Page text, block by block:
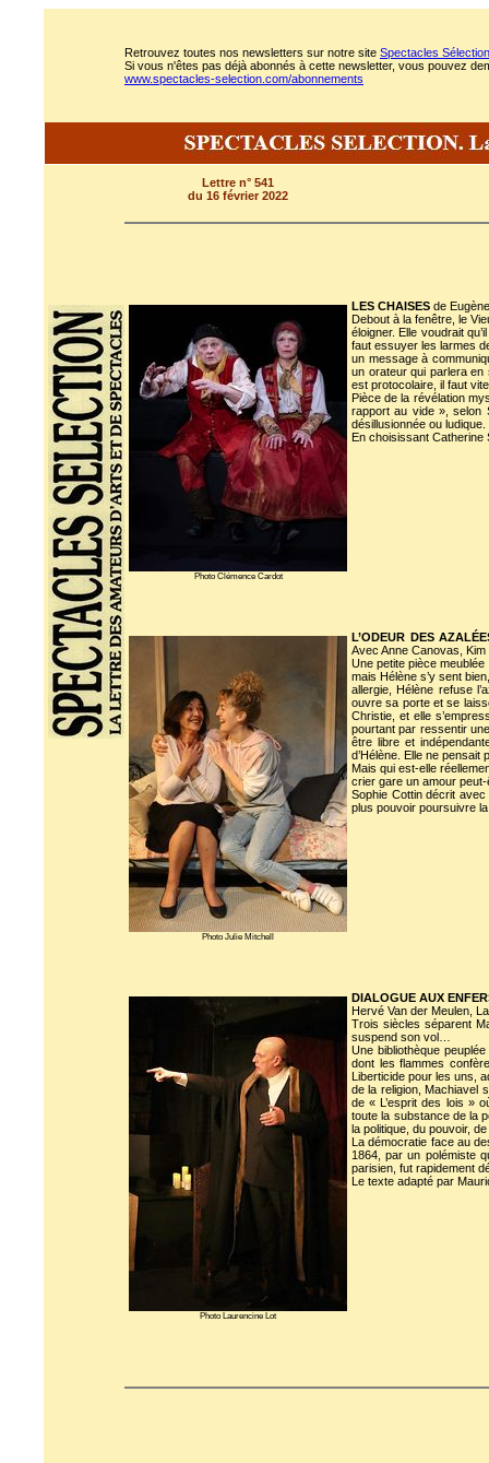
Retrouvez toutes nos newsletters sur notre site Spectacles Sélection
Si vous n'êtes pas déjà abonnés à cette newsletter, vous pouvez
www.spectacles-selection.com/abonnements
Lettre n° 541
du 16 février 2022
Photo Clémence Cardot
LES CHAISES de
Debout à la fenêtre, le
éloigner. Elle voudrait
faut essuyer les larmes
un message à
un orateur qui parlera en
est protocolaire, il faut
Pièce de la révélation
rapport au vide », selon
désillusionnée ou ludique.
En choisissant Catherine
Photo Julie Mitchell
L’ODEUR DES
Avec Anne Canovas,
Une petite pièce meublée
mais Hélène s’y sent
allergie, Hélène refuse
ouvre sa porte et se
Christie, et elle
pourtant par ressentir
être libre et
d’Hélène. Elle ne
Mais qui est-elle
crier gare un amour
Sophie Cottin décrit
plus pouvoir poursuivre
Photo Laurencine Lot
DIALOGUE AUX
Hervé Van der Meulen,
Trois siècles séparent
suspend son vol…
Une bibliothèque
dont les flammes
Liberticide pour les uns,
de la religion, Machiavel
de « L’esprit des lois »
toute la substance de la
la politique, du pouvoir,
La démocratie face au
1864, par un polémiste
parisien, fut rapidement
Le texte adapté par